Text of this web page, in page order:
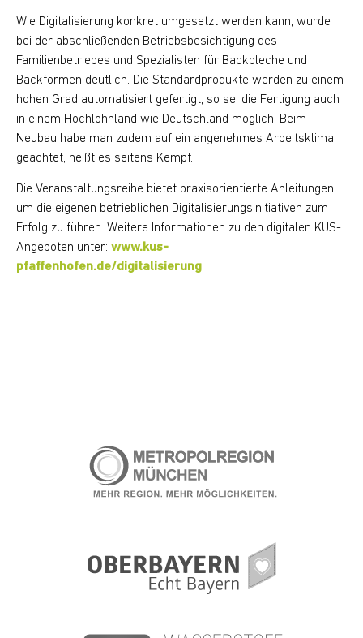
Wie Digitalisierung konkret umgesetzt werden kann, wurde
bei der abschließenden Betriebsbesichtigung des
Familienbetriebes und Spezialisten für Backbleche und
Backformen deutlich. Die Standardprodukte werden zu einem
hohen Grad automatisiert gefertigt, so sei die Fertigung auch
in einem Hochlohnland wie Deutschland möglich. Beim
Neubau habe man zudem auf ein angenehmes Arbeitsklima
geachtet, heißt es seitens Kempf.
Die Veranstaltungsreihe bietet praxisorientierte Anleitungen,
um die eigenen betrieblichen Digitalisierungsinitiativen zum
Erfolg zu führen. Weitere Informationen zu den digitalen KUS-
Angeboten unter: www.kus-
pfaffenhofen.de/digitalisierung.